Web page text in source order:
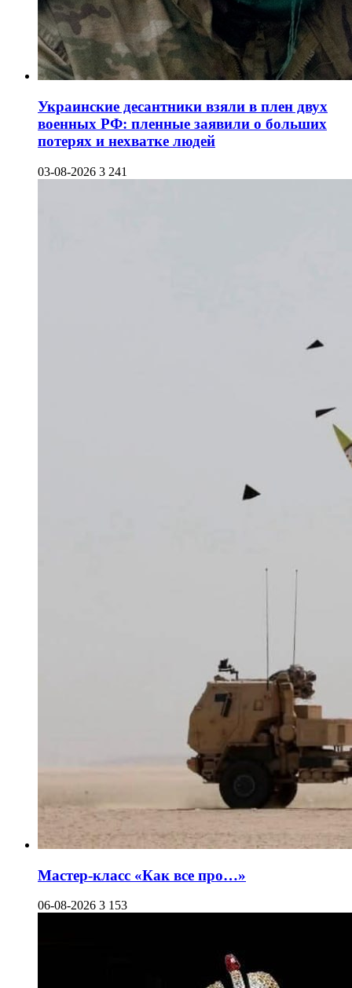
Украинские десантники взяли в плен двух
военных РФ: пленные заявили о больших
потерях и нехватке людей
03-08-2026 3 241
Мастер-класс «Как все про…»
06-08-2026 3 153